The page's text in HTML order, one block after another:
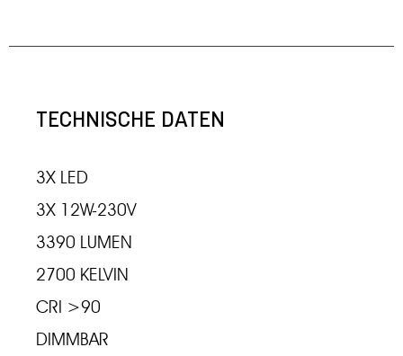
TECHNISCHE DATEN
3X LED
3X 12W-230V
3390 LUMEN
2700 KELVIN
CRI >90
DIMMBAR